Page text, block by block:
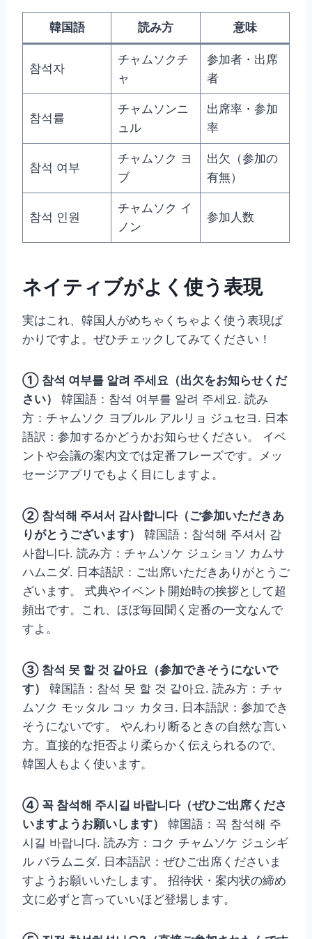
韓国語 読み方 意味
참석자
チャムソクチ
ャ
参加者・出席
者
참석률
チャムソンニ
ュル
出席率・参加
率
참석 여부
チャムソク ヨ
ブ
出欠（参加の
有無）
참석 인원
チャムソク イ
ノン
参加人数
ネイティブがよく使う表現
実はこれ、韓国人がめちゃくちゃよく使う表現ば
かりですよ。ぜひチェックしてみてください！
① 참석 여부를 알려 주세요（出欠をお知らせくだ
さい）
韓国語：참석 여부를 알려 주세요. 読み
方：チャムソク ヨブルル アルリョ ジュセヨ. 日本
語訳：参加するかどうかお知らせください。 イベ
ントや会議の案内文では定番フレーズです。メッ
セージアプリでもよく目にしますよ。
② 참석해 주셔서 감사합니다（ご参加いただきあ
りがとうございます）
韓国語：참석해 주셔서 감
사합니다. 読み方：チャムソケ ジュショソ カムサ
ハムニダ. 日本語訳：ご出席いただきありがとうご
ざいます。 式典やイベント開始時の挨拶として超
頻出です。これ、ほぼ毎回聞く定番の一文なんで
すよ。
③ 참석 못 할 것 같아요（参加できそうにないで
す）
韓国語：참석 못 할 것 같아요. 読み方：チャ
ムソク モッタル コッ カタヨ. 日本語訳：参加でき
そうにないです。 やんわり断るときの自然な言い
方。直接的な拒否より柔らかく伝えられるので、
韓国人もよく使います。
④ 꼭 참석해 주시길 바랍니다（ぜひご出席くださ
いますようお願いします）
韓国語：꼭 참석해 주
시길 바랍니다. 読み方：コク チャムソケ ジュシギ
ル バラムニダ. 日本語訳：ぜひご出席くださいま
すようお願いいたします。 招待状・案内状の締め
文に必ずと言っていいほど登場します。